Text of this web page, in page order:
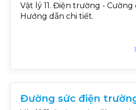
Vật lý 11. Điện trường -
Hướng dẫn chi tiết.
Đường sức điện